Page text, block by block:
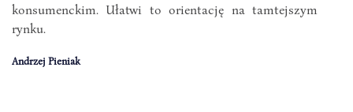
konsumenckim. Ułatwi to orientację na tamtejszym
rynku.
Andrzej Pieniak